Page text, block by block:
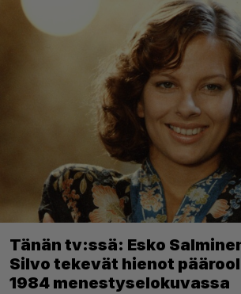
Tänän tv:ssä: Esko
Silvo tekevät hienot
1984 menestyselokuvassa